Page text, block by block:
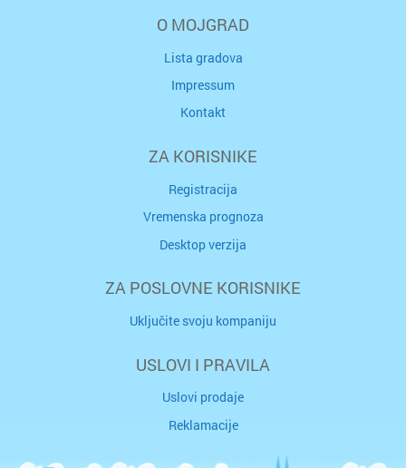
O MOJGRAD
Lista gradova
Impressum
Kontakt
ZA KORISNIKE
Registracija
Vremenska prognoza
Desktop verzija
ZA POSLOVNE KORISNIKE
Uključite svoju kompaniju
USLOVI I PRAVILA
Uslovi prodaje
Reklamacije